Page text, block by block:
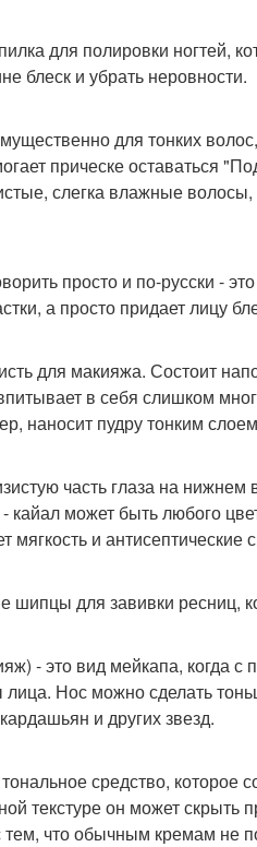
для полировки ногтей,
блеск и убрать неровности.
для тонких
прическе оставаться
слегка влажные
просто и по-русски -
а просто придает лицу
для макияжа. Состоит
в себя слишком
наносит пудру тонким
часть глаза на
кайал может быть любого
и антисептические
для завивки ресниц,
- это вид мейкапа, когда
лица. Нос можно сделать
и других звезд.
средство,
текстуре он может скрыть
что обычным кремам не